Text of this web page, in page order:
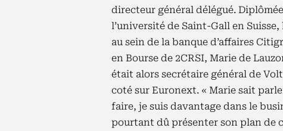
directeur général délégué.
l’université de Saint-Gall en
au sein de la banque d’affaires
en Bourse de 2CRSI, Marie de
était alors secrétaire général de
coté sur Euronext. « Marie sait
faire, je suis davantage dans le
pourtant dû présenter son plan de